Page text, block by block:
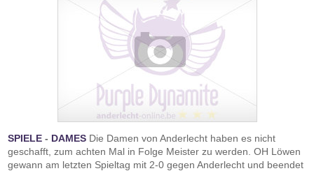
SPIELE - DAMES Die Damen von Anderlecht haben es nicht
geschafft, zum achten Mal in Folge Meister zu werden. OH Löwen
gewann am letzten Spieltag mit 2-0 gegen Anderlecht und beendet